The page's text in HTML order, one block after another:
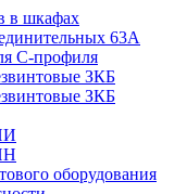
в шкафах
63А
С-профиля
ЗКБ
ЗКБ
оборудования